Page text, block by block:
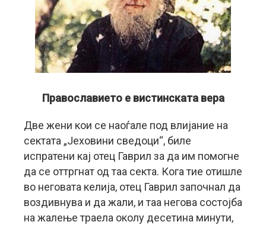
Православието е вистинската вера
Две жени кои се наоѓале под влијание на
сектата „Јеховини сведоци“, биле
испратени кај отец Гаврил за да им помогне
да се оттргнат од таа секта. Кога тие отишле
во неговата келија, отец Гаврил започнал да
воздивнува и да жали, и таа негова состојба
на жалење траела околу десетина минути,